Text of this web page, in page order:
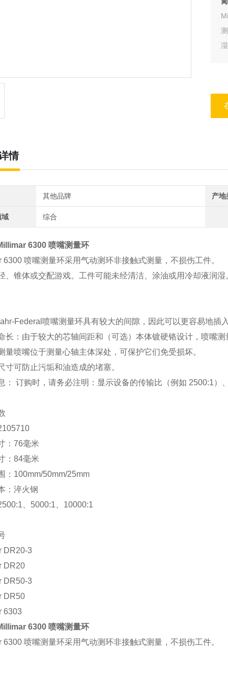
情
其他品牌 产地
域 综合
6300 喷嘴测量环
6300 喷嘴测量环采用气动测环非接触式测量，不损伤工件。
、锥体或交配游戏。工件可能未经清洁、涂油或用冷却液润
Federal喷嘴测量环具有较大的间隙，因此可以更容易地插
长：由于较大的芯轴间距和（可选）本体镀硬铬设计，喷嘴
量喷嘴位于测量心轴主体深处，可保护它们免受损坏。
寸可防止污垢和油造成的堵塞。
： 订购时，请务必注明：显示设备的传输比（例如 2500:1）
：76毫米
：84毫米
：100mm/50mm/25mm
：淬火钢
、5000:1、10000:1
DR20-3
DR20
DR50-3
DR50
6303
6300 喷嘴测量环
6300 喷嘴测量环采用气动测环非接触式测量，不损伤工件。